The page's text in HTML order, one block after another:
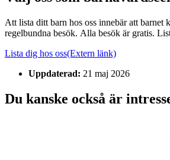
Att lista ditt barn hos oss innebär att barnet
regelbundna besök. Alla besök är gratis.
Lista dig hos oss(Extern länk)
Uppdaterad: 21 maj 2026
Du kanske också är